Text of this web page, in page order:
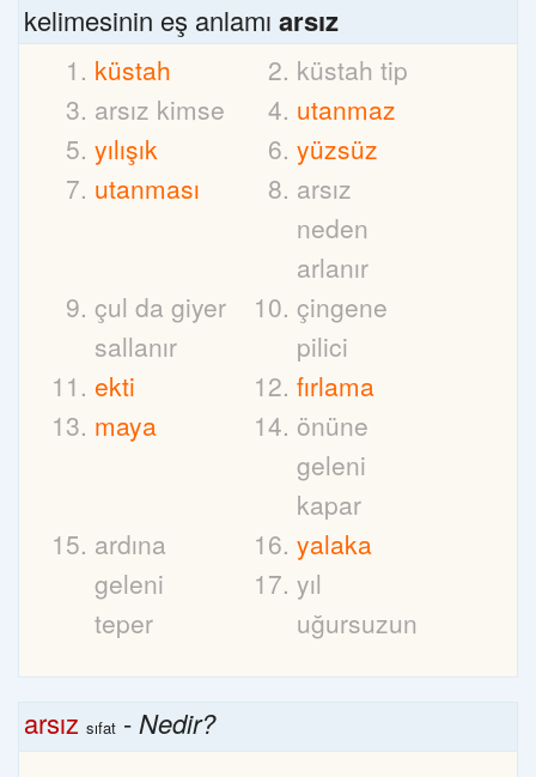
kelimesinin eş anlamı arsız
küstah
küstah tip
arsız kimse
utanmaz
yılışık
yüzsüz
utanması
arsız
neden
arlanır
çul da giyer
sallanır
çingene
pilici
ekti
fırlama
maya
önüne
geleni
kapar
ardına
geleni
teper
yalaka
yıl
uğursuzun
arsız sıfat -Nedir?